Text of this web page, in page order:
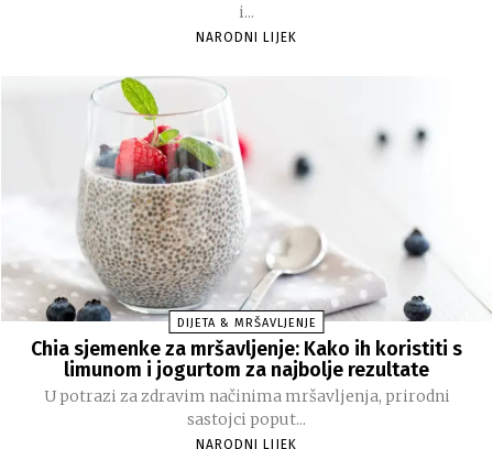
i...
NARODNI LIJEK
DIJETA & MRŠAVLJENJE
Chia sjemenke za mršavljenje: Kako ih koristiti s
limunom i jogurtom za najbolje rezultate
U potrazi za zdravim načinima mršavljenja, prirodni
sastojci poput...
NARODNI LIJEK